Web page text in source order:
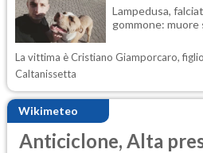
Lampedusa,
gommone: muore
La vittima è Cristiano Giamporcaro,
Caltanissetta
Wikimeteo
Anticiclone, Alta